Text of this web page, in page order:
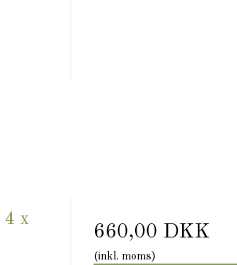
4 x
660,00 DKK
(inkl. moms)